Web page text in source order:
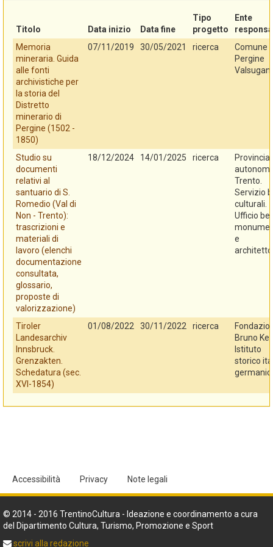
Titolo Data inizio Data fine
Tipo
progetto
Ente
Memoria
mineraria. Guida
alle fonti
archivistiche per
la storia del
Distretto
minerario di
Pergine (1502 -
1850)
07/11/2019 30/05/2021 ricerca
Comune
Pergine
Studio su
documenti
relativi al
santuario di S.
Romedio (Val di
Non - Trento):
trascrizioni e
materiali di
lavoro (elenchi
documentazione
consultata,
glossario,
proposte di
valorizzazione)
18/12/2024 14/01/2025 ricerca
Provincia
Trento.
Servizio
culturali.
Ufficio
e
Tiroler
Landesarchiv
Innsbruck.
Grenzakten.
Schedatura (sec.
XVI-1854)
01/08/2022 30/11/2022 ricerca
Bruno
Istituto
storico
Accessibilità Privacy Note legali
© 2014 - 2016 TrentinoCultura - Ideazione e coordinamento a cura
del Dipartimento Cultura, Turismo, Promozione e Sport
scrivi alla redazione